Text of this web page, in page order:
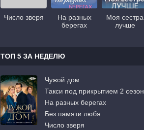
Число зверя
На разных
берегах
Моя сестра
лучше
ТОП 5 ЗА НЕДЕЛЮ
Чужой дом
Такси под прикрытием 2 сезон
На разных берегах
Без памяти любя
Число зверя